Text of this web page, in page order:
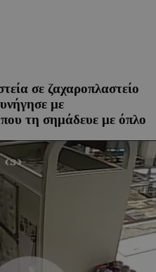
σε ζαχαροπλαστείο
με
τη σημάδευε με όπλο